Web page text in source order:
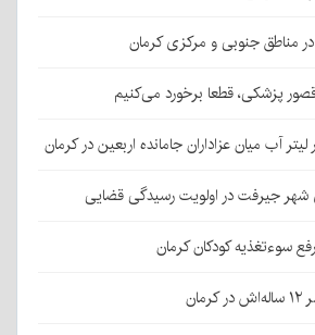
در مناطق جنوبی و مرکزی کرمان
پزشکی، قطعا برخورد می‌کنیم
شهر جیرفت در اولویت رسیدگی قضایی
سوءتغذیه کودکان کرمان